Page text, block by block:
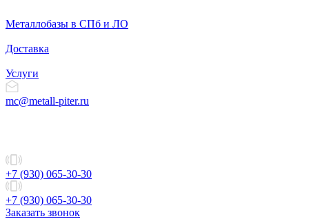
Металлобазы в СПб и ЛО
Доставка
Услуги
mc@metall-piter.ru
+7 (930) 065-30-30
+7 (930) 065-30-30
Заказать звонок